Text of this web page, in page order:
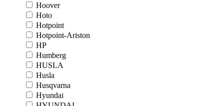
Hoover
Hoto
Hotpoint
Hotpoint-Ariston
HP
Humberg
HUSLA
Husla
Husqvarna
Hyundai